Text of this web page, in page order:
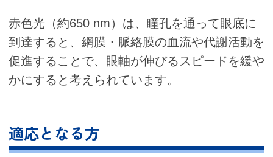
赤色光（約650 nm）は、瞳孔を通って眼底に
到達すると、網膜・脈絡膜の血流や代謝活動を
促進することで、眼軸が伸びるスピードを緩や
かにすると考えられています。
適応となる方